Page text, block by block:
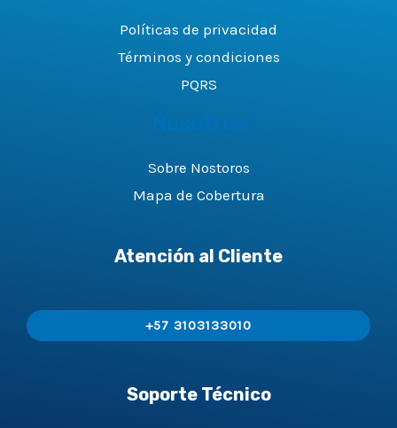
Políticas de privacidad
Términos y condiciones
PQRS
Nosotros
Sobre Nostoros
Mapa de Cobertura
Atención al Cliente
+57 3103133010
Soporte Técnico